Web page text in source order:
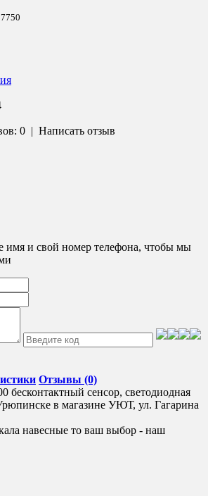
7750
0 | Написать отзыв
имя и свой номер телефона, чтобы мы
Отзывы (0)
бесконтактный сенсор, светодиодная
в магазине УЮТ, ул. Гагарина
навесные то ваш выбор - наш